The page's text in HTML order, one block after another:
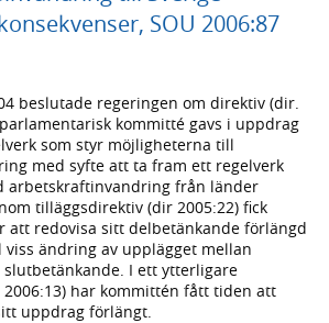
SOU 2006:87
beslutade regeringen om direktiv (dir.
kommitté gavs i uppdrag
som styr möjligheterna till
med syfte att ta fram ett regelverk
arbetskraftinvandring från länder
tilläggsdirektiv (dir 2005:22) fick
att redovisa sitt delbetänkande förlängd
ändring av upplägget mellan
I ett ytterligare
har kommittén fått tiden att
uppdrag förlängt.